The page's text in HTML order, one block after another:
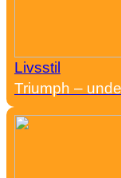
Livsstil
Triumph –